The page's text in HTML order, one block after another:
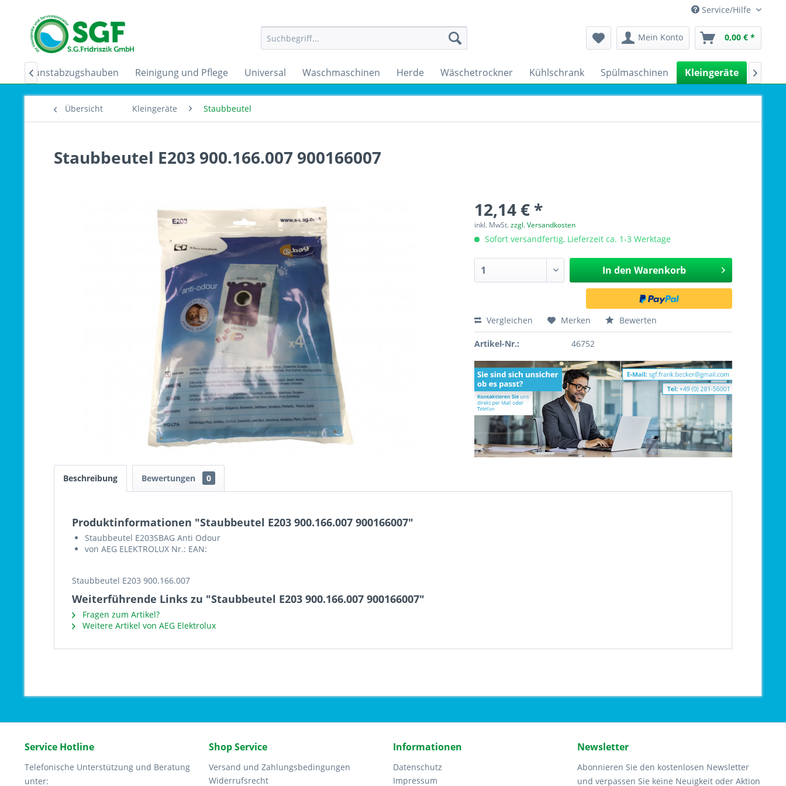
Service/Hilfe
Mein Konto 0,00 € *
Dunstabzugshauben Reinigung und Pflege Universal Waschmaschinen Herde Wäschetrockner Kühlschrank Spülmaschinen Kleingeräte Sale
 
Übersicht Kleingeräte Staubbeutel
Staubbeutel E203 900.166.007 900166007
12,14 € *
inkl. MwSt.zzgl. Versandkosten
Sofort versandfertig, Lieferzeit ca. 1-3 Werktage
In den Warenkorb
Vergleichen Merken Bewerten
Artikel-Nr.: 46752
Beschreibung Bewertungen 0
Produktinformationen "Staubbeutel E203 900.166.007 900166007"
Staubbeutel E203SBAG Anti Odour
von AEG ELEKTROLUX Nr.: EAN:
Staubbeutel E203 900.166.007
Weiterführende Links zu "Staubbeutel E203 900.166.007 900166007"
Fragen zum Artikel?
Weitere Artikel von AEG Elektrolux
Service Hotline
Telefonische Unterstützung und Beratung
unter:
Shop Service
Versand und Zahlungsbedingungen
Widerrufsrecht
Informationen
Datenschutz
Impressum
Newsletter
Abonnieren Sie den kostenlosen Newsletter
und verpassen Sie keine Neuigkeit oder Aktion